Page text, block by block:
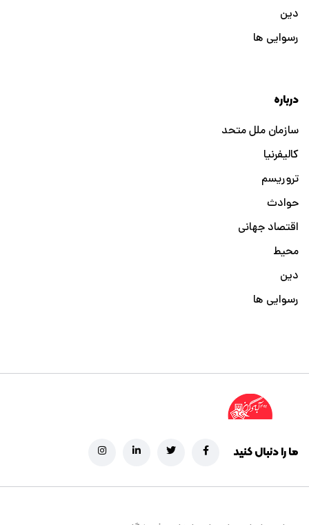
دین
رسوایی ها
درباره
سازمان ملل متحد
کالیفرنیا
تروریسم
حوادث
اقتصاد جهانی
محیط
دین
رسوایی ها
ما را دنبال کنید